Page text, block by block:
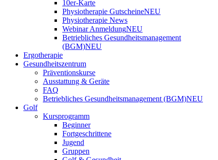
10er-Karte
Physiotherapie GutscheineNEU
Physiotherapie News
Webinar AnmeldungNEU
Betriebliches Gesundheitsmanagement
(BGM)NEU
Ergotherapie
Gesundheitszentrum
Präventionskurse
Ausstattung & Geräte
FAQ
Betriebliches Gesundheitsmanagement (BGM)NEU
Golf
Kursprogramm
Beginner
Fortgeschrittene
Jugend
Gruppen